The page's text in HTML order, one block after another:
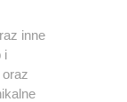
inne
i